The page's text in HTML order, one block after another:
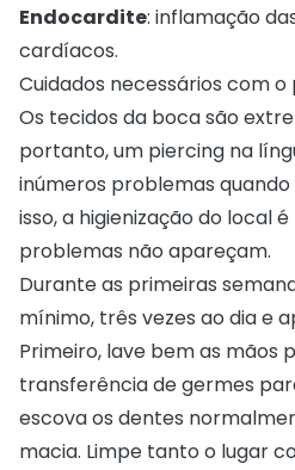
Endocardite: inflamação
cardíacos.
Cuidados necessários com
Os tecidos da boca são
portanto, um piercing na
inúmeros problemas
isso, a higienização do local
problemas não apareçam.
Durante as primeiras
mínimo, três vezes ao dia e
Primeiro, lave bem as mãos
transferência de germes
escova os dentes
macia. Limpe tanto o lugar